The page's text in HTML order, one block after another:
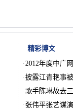
精彩博文
·2012年度中广
·披露江青艳事
·歌手陈琳故去
· 张伟平张艺谋